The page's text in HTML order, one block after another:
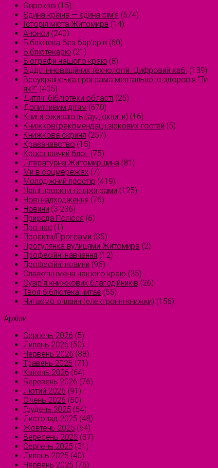
Євроквіз (15)
Єдина країна — єдина сім’я (574)
Історія міста Житомира (14)
Анонси (240)
Бібліотека без бар'єрів (60)
Бібліотекарю (21)
Біографи нашого краю (8)
Відділ інноваційних технологій. Цифровий хаб. (139)
Всеукраїнська програма ментального здоров'я "Ти
як?" (405)
Дитячі бібліотеки області (25)
Допитливим дітям (670)
Книги оживають (аудіокниги) (16)
Книжкові рекомендації зіркових гостей (5)
Книжкова скриня (257)
Краєзнавство (15)
Краєзнавчий блог (75)
Літературна Житомирщина (81)
Ми в соцмережах (7)
Молодіжний простір (419)
Наші проєкти та програми (125)
Нові надходження (76)
Новини (3 236)
Природа Полісся (6)
Про нас (1)
Проєкти/Програми (35)
Прогулянка вулицями Житомира (2)
Професійні навчання (12)
Професійні новини (96)
Славетні імена нашого краю (35)
Сузірʼя книжкових благодійників (26)
Твоя бібліотека читає (55)
Читаємо онлайн (електронні книжки) (156)
Архіви
Серпень 2026 (5)
Липень 2026 (50)
Червень 2026 (88)
Травень 2026 (71)
Квітень 2026 (64)
Березень 2026 (76)
Лютий 2026 (91)
Січень 2026 (50)
Грудень 2025 (64)
Листопад 2025 (48)
Жовтень 2025 (64)
Вересень 2025 (37)
Серпень 2025 (31)
Липень 2025 (40)
Червень 2025 (76)